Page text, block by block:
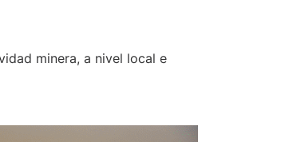
de opción minero con Centromin
el proyecto sería desarrollado y operado por una
para tal efecto, denominada Empresa
en la cual Manhattan Sechura participará
minera, a nivel local e